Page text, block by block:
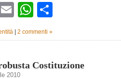
TwitterEmailWhatsApp
| 2 commenti »
Costituzione
2010